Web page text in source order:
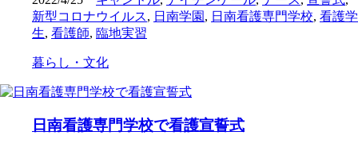
新型コロナウイルス, 日南学園 , 日南看護専門学校, 看護学
生, 看護師, 臨地実習
暮らし・文化
日南看護専門学校で看護宣誓式